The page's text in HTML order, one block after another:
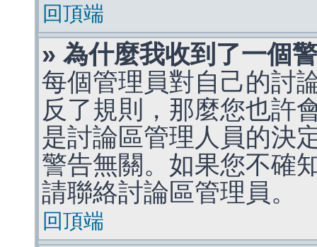
回頂端
» 為什麼我收到了一個
每個管理員對自己的討
反了規則，那麼您也許
是討論區管理人員的決
警告無關。如果您不確
請聯絡討論區管理員。
回頂端